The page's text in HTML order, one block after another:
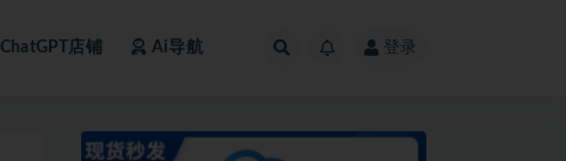
ChatGPT店铺 Ai导航 登录